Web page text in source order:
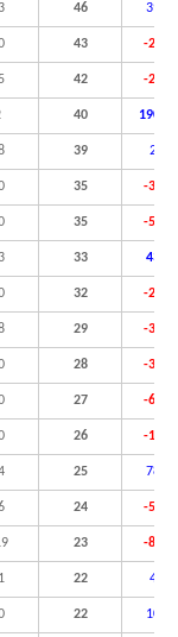
46
43 -
42 -
40
39 2,6%
35 -
35 -
33
32 -
29 -
28 -
27 -
26 -
25
24 -
23 -
22 4,8%
22